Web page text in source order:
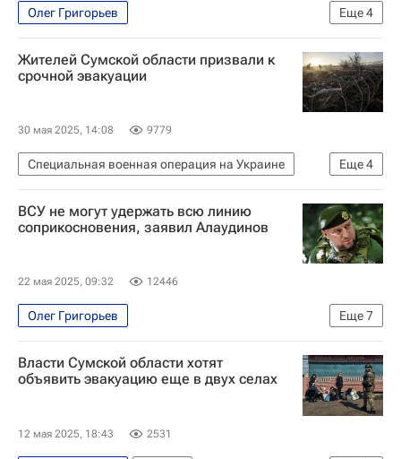
Еще4
Олег Григорьев
Специальная военная операция на Украине
Сумская область
Украина Авдеевка
Жителей Сумской области призвали к
срочной эвакуации
30 мая 2025, 14:08 9779
Еще4
Специальная военная операция на Украине
В мире
Сумская область
Украина
Вооруженные силы РФ
ВСУ не могут удержать всю линию
соприкосновения, заявил Алаудинов
22 мая 2025, 09:32 12446
Еще7
Олег Григорьев
Специальная военная операция на Украине
Сумская область
Россия
Украина
Вооруженные силы Украины
В мире
Власти Сумской области хотят
объявить эвакуацию еще в двух селах
12 мая 2025, 18:43 2531